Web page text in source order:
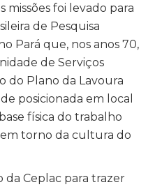
missões foi levado para
de Pesquisa
Pará que, nos anos 70,
de Serviços
do Plano da Lavoura
posicionada em local
física do trabalho
torno da cultura do
da Ceplac para trazer